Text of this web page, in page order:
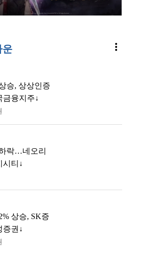
운 more_vert
승, 상상인증
금융지주↓
락…네오리
시티↓
상승, SK증
증권↓